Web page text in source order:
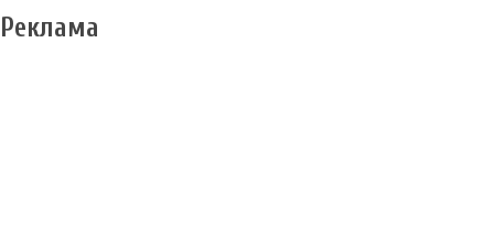
Реклама